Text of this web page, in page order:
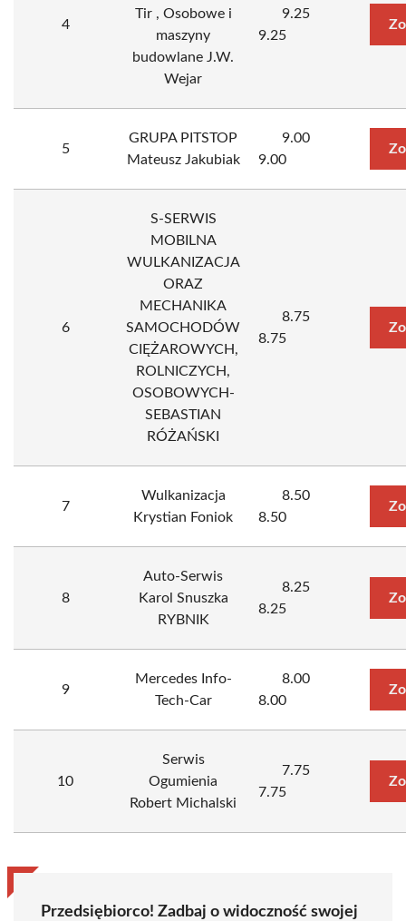
4
Tir , Osobowe i
maszyny
budowlane J.W.
Wejar
9.25
9.25
5
GRUPA PITSTOP
Mateusz Jakubiak
9.00
9.00
6
S-SERWIS
MOBILNA
WULKANIZACJA
ORAZ
MECHANIKA
SAMOCHODÓW
CIĘŻAROWYCH,
ROLNICZYCH,
OSOBOWYCH-
SEBASTIAN
RÓŻAŃSKI
8.75
8.75
7
Wulkanizacja
Krystian Foniok
8.50
8.50
8
Auto-Serwis
Karol Snuszka
RYBNIK
8.25
8.25
9
Mercedes Info-
Tech-Car
8.00
8.00
10
Serwis
Ogumienia
Robert Michalski
7.75
7.75
Przedsiębiorco! Zadbaj o widoczność swojej